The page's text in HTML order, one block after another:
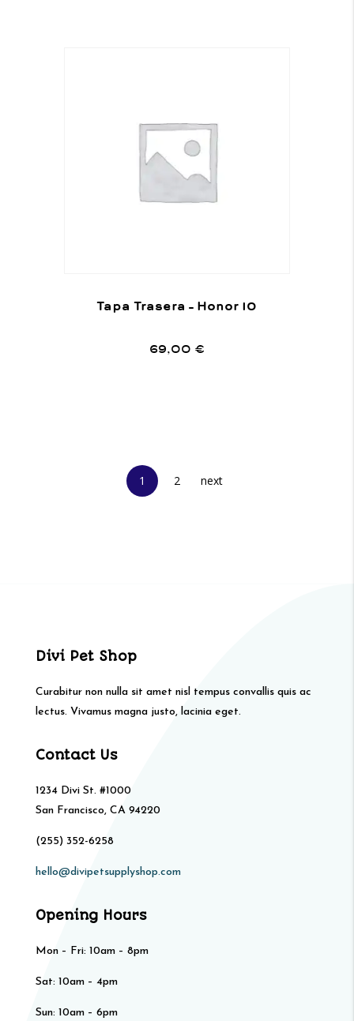
Tapa Trasera – Honor 10
69,00 €
1 2 next
Divi Pet Shop
Curabitur non nulla sit amet nisl tempus convallis quis ac
lectus. Vivamus magna justo, lacinia eget.
Contact Us
1234 Divi St. #1000
San Francisco, CA 94220
(255) 352-6258
hello@divipetsupplyshop.com
Opening Hours
Mon – Fri: 10am – 8pm
Sat: 10am – 4pm​​
Sun: 10am – 6pm